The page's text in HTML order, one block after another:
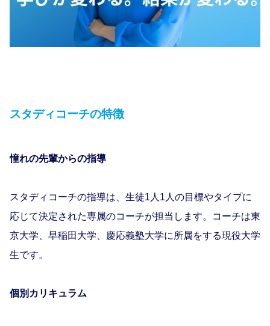
スタディコーチの特徴
憧れの先輩からの指導
スタディコーチの指導は、生徒1人1人の目標やタイプに
応じて決定された専属のコーチが担当します。コーチは東
京大学、早稲田大学、慶応義塾大学に所属をする現役大学
生です。
個別カリキュラム